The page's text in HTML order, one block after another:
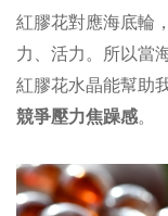
紅膠花對應海底輪
力、活力。所以當
紅膠花水晶能幫助
競爭壓力焦躁感。